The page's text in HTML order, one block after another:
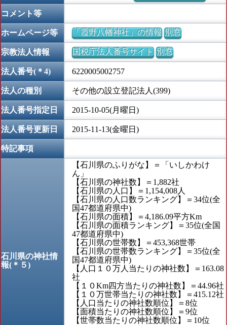
コメント等
ホームページ等 「霞野八幡神社」の情報 別窓
宗教法人情報 国税庁法人番号サイト 別窓
法人番号(＊4) 6220005002757
法人の種別 その他の設立登記法人(399)
法人番号指定日 2015-10-05(月曜日)
法人番号更新日 2015-11-13(金曜日)
特記事項
石川県の神社情
報(＊５)
【石川県のふりがな】＝「いしかわけ
ん」
【石川県の神社数】＝1,882社
【石川県の人口】＝1,154,008人
【石川県の人口数ランキング】＝34位(全
国47都道府県中)
【石川県の面積】＝4,186.09平方Km
【石川県の面積ランキング】＝35位(全国
47都道府県中)
【石川県の世帯数】＝453,368世帯
【石川県の世帯数ランキング】＝35位(全
国47都道府県中)
【人口１０万人当たりの神社数】＝163.08
社
【１０Km四方当たりの神社数】＝44.96社
【１０万世帯当たりの神社数】＝415.12社
【人口当たりの神社数順位】＝8位
【面積当たりの神社数順位】＝9位
【世帯数当たりの神社数順位】＝10位